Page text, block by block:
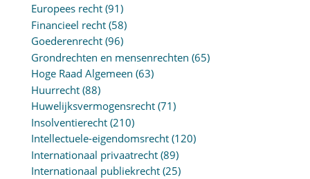
Europees recht(91)
Financieel recht(58)
Goederenrecht(96)
Grondrechten en mensenrechten (65)
Hoge Raad Algemeen (63)
Huurrecht(88)
Huwelijksvermogensrecht(71)
Insolventierecht(210)
Intellectuele-eigendomsrecht(120)
Internationaal privaatrecht(89)
Internationaal publiekrecht(25)